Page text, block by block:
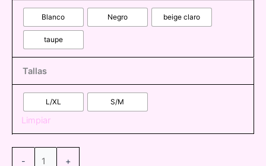
Blanco Negro beige claro
taupe
Tallas
L/XL S/M
Limpiar
- +